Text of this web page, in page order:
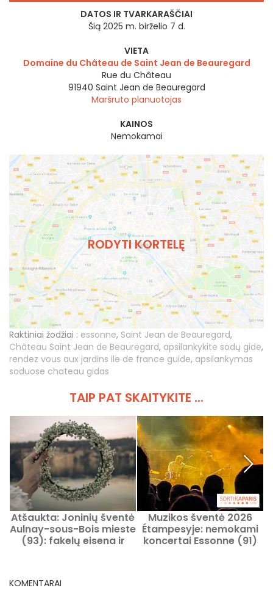
DATOS IR TVARKARAŠČIAI
Šią 2025 m. birželio 7 d.
VIETA
Domaine du Château de Saint Jean de Beauregard
Rue du Château
91940 Saint Jean de Beauregard
Maršruto planuotojas
KAINOS
Nemokamai
RODYTI KORTELĘ
Raktiniai žodžiai : essonne, Saint Jean de Beauregard,
Château Saint Jean de Beauregard, apsilankykite sodų gide,
rendez vous aux jardins ile de france guide, apsilankymas
soduose chateau gidas
TAIP PAT SKAITYKITE ...
Atšaukta: Joninių šventė
Aulnay-sous-Bois mieste
(93): fakelų eisena ir
Muzikos šventė 2026
Étampesyje: nemokami
koncertai Essonne (91)
KOMENTARAI